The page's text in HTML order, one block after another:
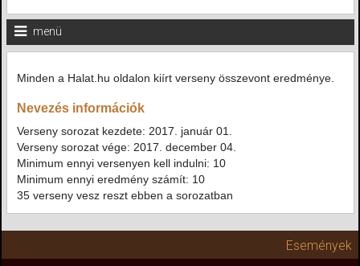
menü
Minden a Halat.hu oldalon kiírt verseny összevont eredménye.
Nevezés információk
Verseny sorozat kezdete: 2017. január 01.
Verseny sorozat vége: 2017. december 04.
Minimum ennyi versenyen kell indulni: 10
Minimum ennyi eredmény számít: 10
35 verseny vesz reszt ebben a sorozatban
Események